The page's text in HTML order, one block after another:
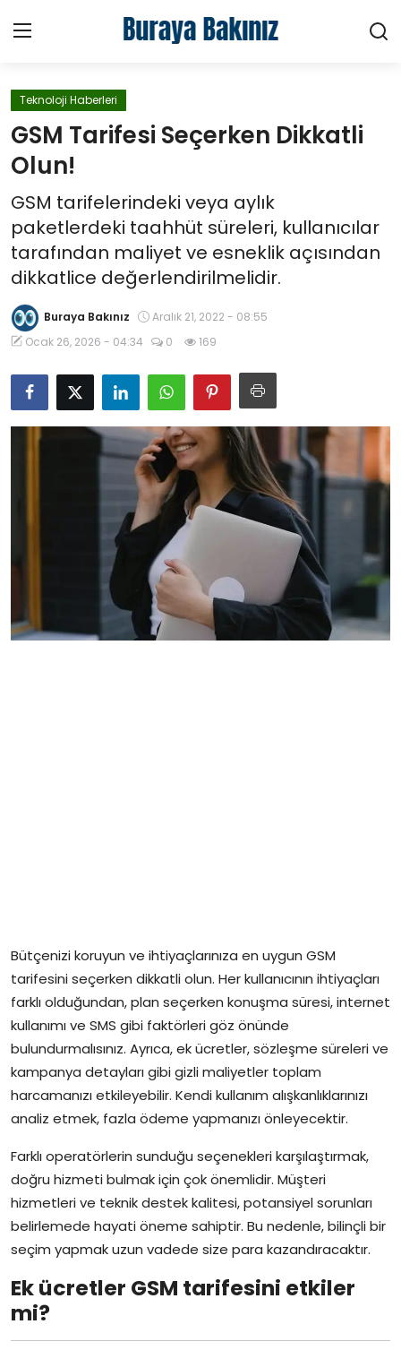
Ana Sayfa
Haberler
Kütüphane
Sektörel
Teknoloji
Video
Hakkımızda
Bize Ulaşın
Teknoloji Haberleri
GSM Tarifesi Seçerken Dikkatli
Olun!
GSM tarifelerindeki veya aylık
paketlerdeki taahhüt süreleri, kullanıcılar
tarafından maliyet ve esneklik açısından
dikkatlice değerlendirilmelidir.
Buraya Bakınız
Aralık 21, 2022 - 08:55
Ocak 26, 2026 - 04:34
0 169
Bütçenizi koruyun ve ihtiyaçlarınıza en uygun GSM
tarifesini seçerken dikkatli olun. Her kullanıcının ihtiyaçları
farklı olduğundan, plan seçerken konuşma süresi, internet
kullanımı ve SMS gibi faktörleri göz önünde
bulundurmalısınız. Ayrıca, ek ücretler, sözleşme süreleri ve
kampanya detayları gibi gizli maliyetler toplam
harcamanızı etkileyebilir. Kendi kullanım alışkanlıklarınızı
analiz etmek, fazla ödeme yapmanızı önleyecektir.
Farklı operatörlerin sunduğu seçenekleri karşılaştırmak,
doğru hizmeti bulmak için çok önemlidir. Müşteri
hizmetleri ve teknik destek kalitesi, potansiyel sorunları
belirlemede hayati öneme sahiptir. Bu nedenle, bilinçli bir
seçim yapmak uzun vadede size para kazandıracaktır.
Ek ücretler GSM tarifesini etkiler
mi?